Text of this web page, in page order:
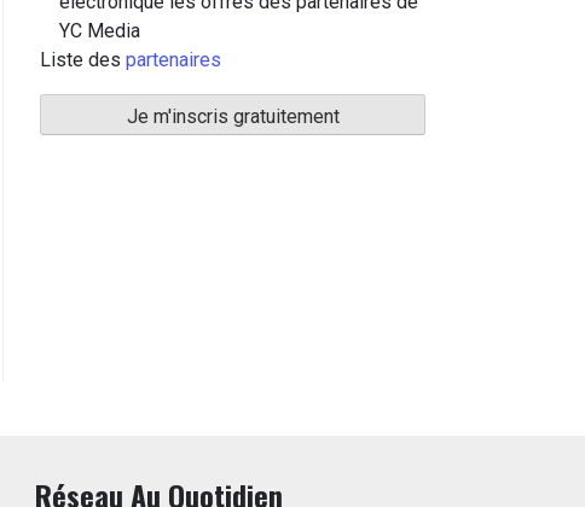
YC Media
Liste des partenaires
Réseau Au Quotidien